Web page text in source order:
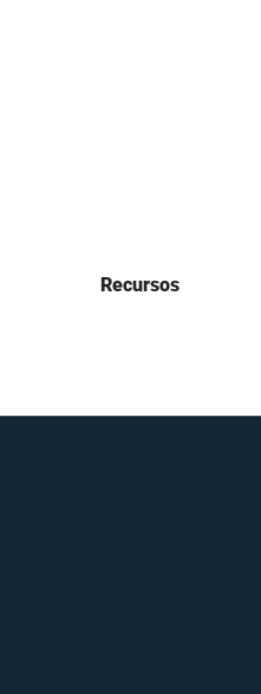
Recursos